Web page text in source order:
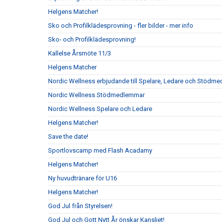
Helgens Matcher!
Sko och Profilklädesprovning - fler bilder - mer info
Sko- och Profilklädesprovning!
Kallelse Årsmöte 11/3
Helgens Matcher
Nordic Wellness erbjudande till Spelare, Ledare och
Nordic Wellness Stödmedlemmar
Nordic Wellness Spelare och Ledare
Helgens Matcher!
Save the date!
Sportlovscamp med Flash Acadamy
Helgens Matcher!
Ny huvudtränare för U16
Helgens Matcher!
God Jul från Styrelsen!
God Jul och Gott Nytt År önskar Kansliet!